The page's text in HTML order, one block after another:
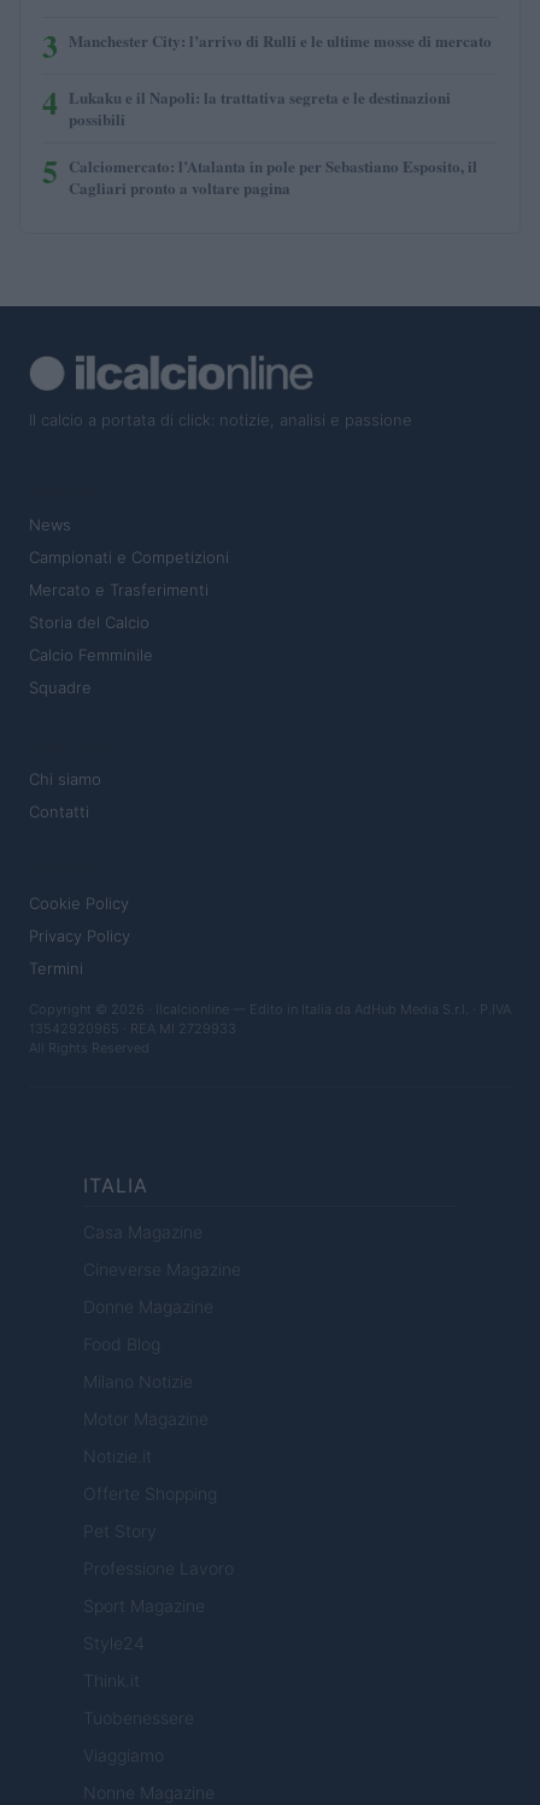
3 Manchester City: l’arrivo di Rulli e le ultime mosse di mercato
4 Lukaku e il Napoli: la trattativa segreta e le destinazioni
possibili
5 Calciomercato: l’Atalanta in pole per Sebastiano Esposito, il
Cagliari pronto a voltare pagina
Il calcio a portata di click: notizie, analisi e passione
News
Campionati e Competizioni
Mercato e Trasferimenti
Storia del Calcio
Calcio Femminile
Squadre
Chi siamo
Contatti
Cookie Policy
Privacy Policy
Termini
Copyright © 2026 · Ilcalcionline — Edito in Italia da AdHub Media S.r.l. · P.IVA
13542920965 · REA MI 2729933
All Rights Reserved
ITALIA
Casa Magazine
Cineverse Magazine
Donne Magazine
Food Blog
Milano Notizie
Motor Magazine
Notizie.it
Offerte Shopping
Pet Story
Professione Lavoro
Sport Magazine
Style24
Think.it
Tuobenessere
Viaggiamo
Nonne Magazine